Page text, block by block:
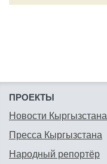
ПРОЕКТЫ
Новости Кыргызстана
Пресса Кыргызстана
Народный репортёр